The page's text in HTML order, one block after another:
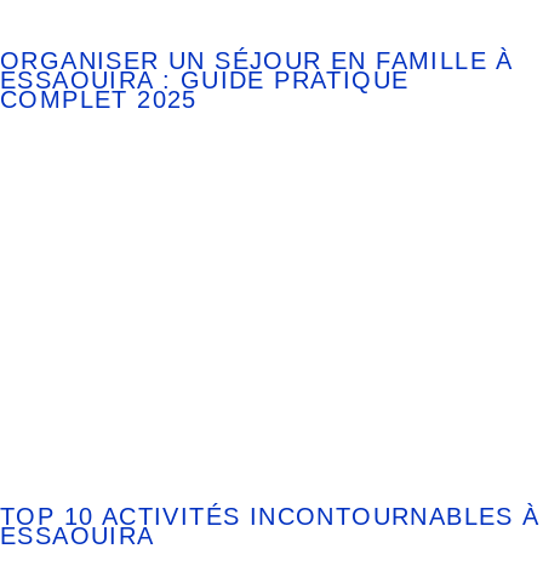
ORGANISER UN SÉJOUR EN FAMILLE À
ESSAOUIRA : GUIDE PRATIQUE
COMPLET 2025
TOP 10 ACTIVITÉS INCONTOURNABLES À
ESSAOUIRA